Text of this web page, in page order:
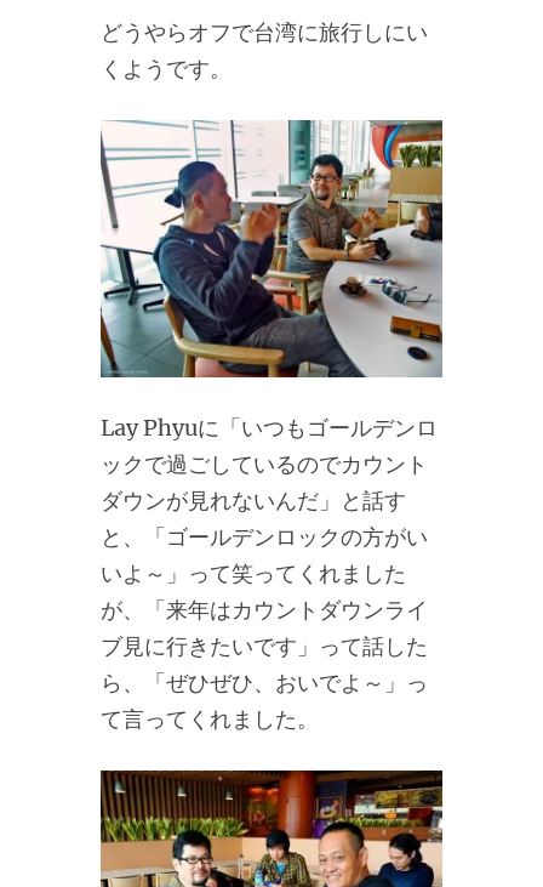
どうやらオフで台湾に旅行しにい
くようです。
Lay Phyuに「いつもゴールデンロ
ックで過ごしているのでカウント
ダウンが見れないんだ」と話す
と、「ゴールデンロックの方がい
いよ～」って笑ってくれました
が、「来年はカウントダウンライ
ブ見に行きたいです」って話した
ら、「ぜひぜひ、おいでよ～」っ
て言ってくれました。